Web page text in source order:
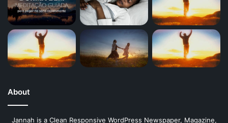
About
Jannah is a Clean Responsive WordPress Newspaper, Magazine,